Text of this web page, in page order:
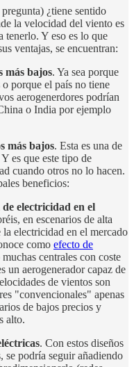
¿tiene sentido
la velocidad del viento es
tenerlo. Y eso es lo que
ventajas, se encuentran:
más bajos. Ya sea porque
o porque el país no tiene
aerogenerdores podrían
o India por ejemplo
más bajos. Esta es una de
es que este tipo de
cuando otros no lo hacen.
beneficios:
electricidad en el
en escenarios de alta
electricidad en el mercado
como efecto de
centrales con coste
un aerogenerador capaz de
de vientos son
"convencionales" apenas
de bajos precios y
alto.
. Con estos diseños
se podría seguir añadiendo